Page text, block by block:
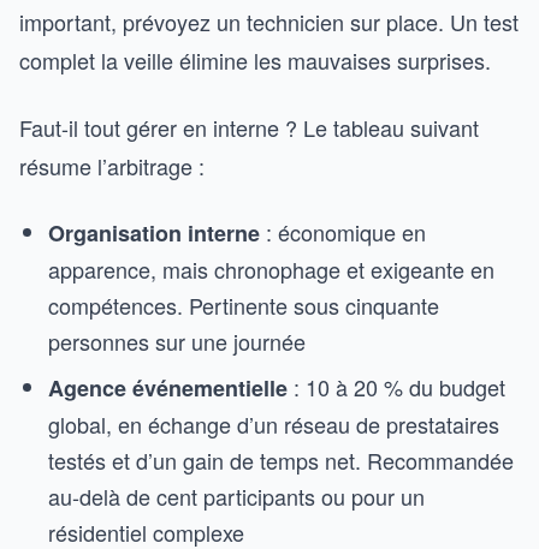
important, prévoyez un technicien sur place. Un test
complet la veille élimine les mauvaises surprises.
Faut-il tout gérer en interne ? Le tableau suivant
résume l’arbitrage :
Organisation interne : économique en
apparence, mais chronophage et exigeante en
compétences. Pertinente sous cinquante
personnes sur une journée
Agence événementielle : 10 à 20 % du budget
global, en échange d’un réseau de prestataires
testés et d’un gain de temps net. Recommandée
au-delà de cent participants ou pour un
résidentiel complexe